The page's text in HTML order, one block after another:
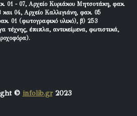
01 - 07, Αρχείο Κυριάκου Μητσοτάκη, φακ.
04, Αρχείο Καλλιγιάνη, φακ. 05
01 (φωτογραφικό υλικό), β) 253
τέχνης, έπιπλα, αντικείμενα, φωτιστικά,
© infolib.gr2023